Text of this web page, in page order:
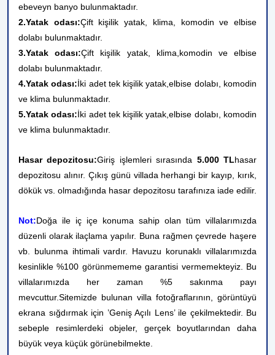
ebeveyn banyo bulunmaktadır.
2.Yatak odası:Çift kişilik yatak, klima, komodin ve elbise
dolabı bulunmaktadır.
3.Yatak odası:Çift kişilik yatak, klima, komodin ve elbise
dolabı bulunmaktadır.
4.Yatak odası:İki adet tek kişilik yatak,elbise dolabı, komodin
ve klima bulunmaktadır.
5.Yatak odası:İki adet tek kişilik yatak,elbise dolabı, komodin
ve klima bulunmaktadır.
Hasar depozitosu:Giriş işlemleri sırasında 5.000 TLhasar
depozitosu alınır. Çıkış günü villada herhangi bir kayıp, kırık,
dökük vs. olmadığında hasar depozitosu tarafınıza iade edilir.
Not:Doğa ile iç içe konuma sahip olan tüm villalarımızda
düzenli olarak ilaçlama yapılır. Buna rağmen çevrede haşere
vb. bulunma ihtimali vardır. Havuzu korunaklı villalarımızda
kesinlikle %100 görünmememe garantisi vermemekteyiz. Bu
villalarımızda her zaman %5 sakınma payı
mevcuttur.Sitemizde bulunan villa fotoğraflarının, görüntüyü
ekrana sığdırmak için ’Geniş Açılı Lens’ ile çekilmektedir. Bu
sebeple resimlerdeki objeler, gerçek boyutlarından daha
büyük veya küçük görünebilmekte.